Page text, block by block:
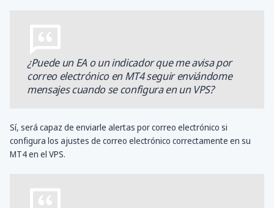
¿Puede un EA o un indicador que me avisa por
correo electrónico en MT4 seguir enviándome
mensajes cuando se configura en un VPS?
Sí, será capaz de enviarle alertas por correo electrónico si
configura los ajustes de correo electrónico correctamente en su
MT4 en el VPS.